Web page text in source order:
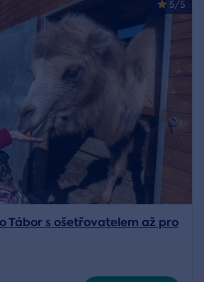
5/5
Tábor s ošetřovatelem až pro